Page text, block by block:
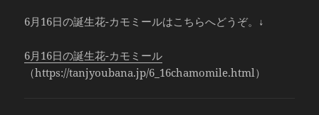
6月16日の誕生花-カモミールはこちらへどうぞ。↓
6月16日の誕生花-カモミール
（https://tanjyoubana.jp/6_16chamomile.html）